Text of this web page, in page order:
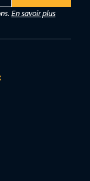
En savoir plus